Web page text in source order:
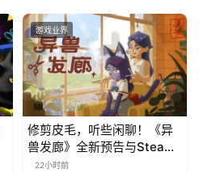
游戏业界
修剪皮毛，听些闲聊！《异
兽发廊》全新预告与Steam
免费试玩公开
22小时前